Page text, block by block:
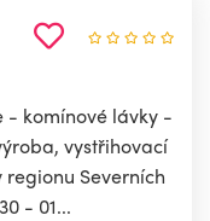
- komínové lávky -
vystřihovací
Severních
- 01...